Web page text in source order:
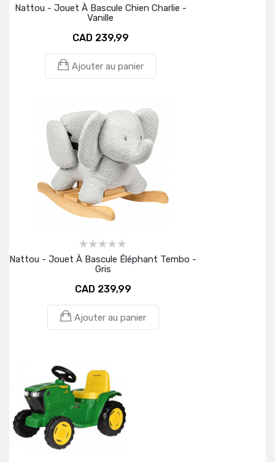
Nattou - Jouet À Bascule Chien Charlie -
Vanille
CAD 239,99
Ajouter au panier
Nattou - Jouet À Bascule Éléphant Tembo -
Gris
CAD 239,99
Ajouter au panier